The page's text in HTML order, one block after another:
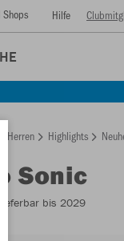
Hilfe
Herren Highlights
Sonic
bis 2029